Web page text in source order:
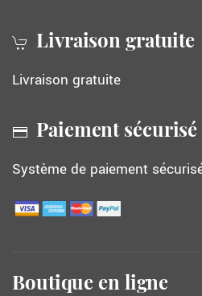
Livraison gratuite
Livraison gratuite
Paiement sécurisé
Système de paiement
Boutique en ligne